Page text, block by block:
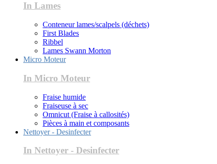
In Lames
Conteneur lames/scalpels (déchets)
First Blades
Ribbel
Lames Swann Morton
Micro Moteur
In Micro Moteur
Fraise humide
Fraiseuse à sec
Omnicut (Fraise à callosités)
Pièces à main et composants
Nettoyer - Desinfecter
In Nettoyer - Desinfecter